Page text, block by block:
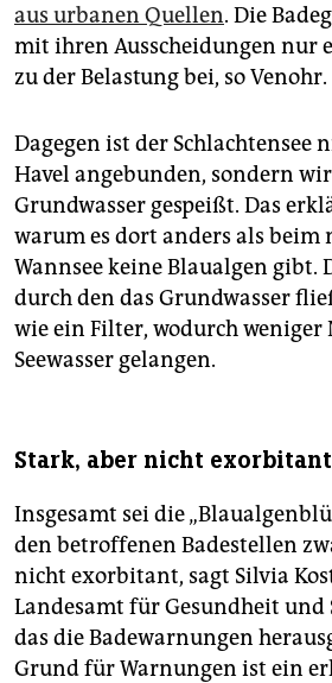
aus urbanen Quellen. Die
mit ihren Ausscheidungen nur
zu der Belastung bei, so Venohr.
Dagegen ist der Schlachtensee
Havel angebunden, sondern
Grundwasser gespeißt. Das
warum es dort anders als beim
Wannsee keine Blaualgen gibt.
durch den das Grundwasser
wie ein Filter, wodurch weniger
Seewasser gelangen.
Stark, aber nicht exorbitant
Insgesamt sei die
den betroffenen Badestellen
nicht exorbitant, sagt Silvia
Landesamt für Gesundheit und
das die Badewarnungen
Grund für Warnungen ist ein